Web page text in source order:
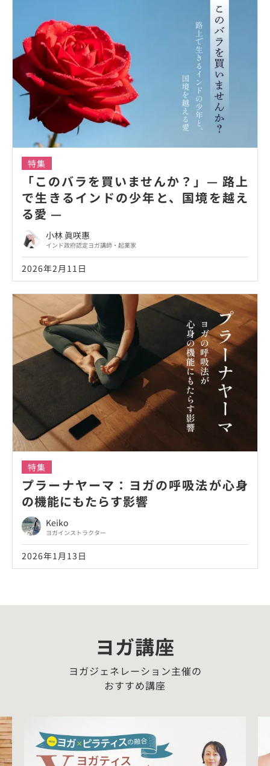
特集
「このバラを買いませんか？」— 路上
で生きるインドの少年と、国境を越え
る愛 —
小林 眞咲惠
インド政府認定ヨガ講師・起業家
2026年2月11日
特集
プラーナヤーマ：ヨガの呼吸法が心身
の機能にもたらす影響
Keiko
ヨガインストラクター
2026年1月13日
ヨガ講座
ヨガジェネレーション主催の
おすすめ講座